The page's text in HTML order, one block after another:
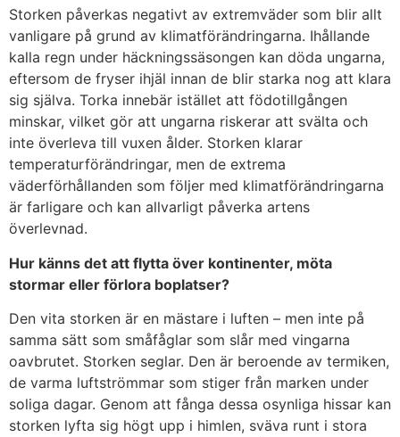
Storken påverkas negativt av extremväder som blir allt
vanligare på grund av klimatförändringarna. Ihållande
kalla regn under häckningssäsongen kan döda ungarna,
eftersom de fryser ihjäl innan de blir starka nog att klara
sig själva. Torka innebär istället att födotillgången
minskar, vilket gör att ungarna riskerar att svälta och
inte överleva till vuxen ålder. Storken klarar
temperaturförändringar, men de extrema
väderförhållanden som följer med klimatförändringarna
är farligare och kan allvarligt påverka artens
överlevnad.
Hur känns det att flytta över kontinenter, möta
stormar eller förlora boplatser?
Den vita storken är en mästare i luften – men inte på
samma sätt som småfåglar som slår med vingarna
oavbrutet. Storken seglar. Den är beroende av termiken,
de varma luftströmmar som stiger från marken under
soliga dagar. Genom att fånga dessa osynliga hissar kan
storken lyfta sig högt upp i himlen, sväva runt i stora